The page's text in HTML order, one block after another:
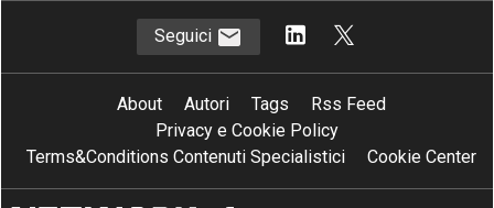
Seguici
About Autori Tags
Rss Feed
Privacy e Cookie Policy
Terms&Conditions Contenuti Specialistici
Cookie Center